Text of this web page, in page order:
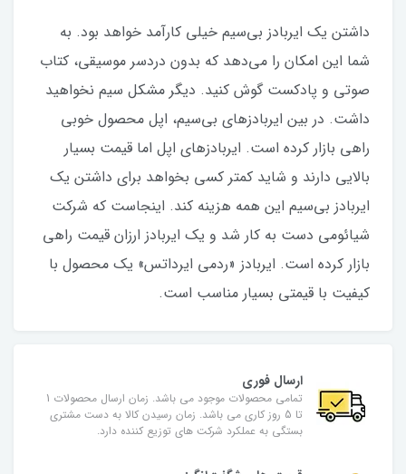
داشتن یک ایربادز بی‌سیم خیلی کارآمد خواهد بود. به
شما این امکان را می‌دهد که بدون دردسر موسیقی، کتاب
صوتی و پادکست گوش کنید. دیگر مشکل سیم نخواهید
داشت. در بین ایربادزهای بی‌سیم، اپل محصول خوبی
راهی بازار کرده است. ایربادزهای اپل اما قیمت بسیار
بالایی دارند و شاید کمتر کسی بخواهد برای داشتن یک
ایربادز بی‌سیم این همه هزینه کند. اینجاست که شرکت
شیائومی دست به کار شد و یک ایربادز ارزان قیمت راهی
بازار کرده است. ایربادز «ردمی ایرداتس» یک محصول با
کیفیت با قیمتی بسیار مناسب است.
ارسال فوری
تمامی محصولات موجود می باشد. زمان ارسال محصولات 1
تا 5 روز کاری می باشد. زمان رسیدن کالا به دست مشتری
بستگی به عملکرد شرکت های توزیع کننده دارد.